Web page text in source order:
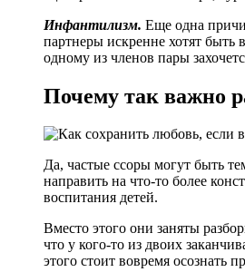
Инфантилизм. Еще одна
партнеры искренне хотят быть
одному из членов пары
Почему так важно
Да, частые ссоры могут быть
направить на что-то более
воспитания детей.
Вместо этого они заняты
что у кого-то из двоих
этого стоит вовремя осознать